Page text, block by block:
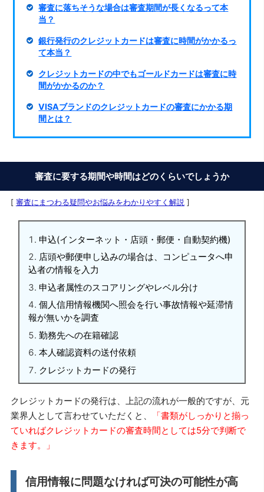
審査に落ちそうな場合は審査期間が長くなるって本
当？
銀行発行のクレジットカードは審査に時間がかかるっ
て本当？
クレジットカードの中でもゴールドカードは審査に時
間がかかるのか？
VISAブランドのクレジットカードの審査にかかる期
間とは？
審査に要する期間や時間はどのくらいでしょうか
[ 審査にまつわる疑問やお悩みをわかりやすく解説 ]
申込(インターネット・店頭・郵便・自動契約機)
店頭や郵便申し込みの場合は、コンピュータへ申
込者の情報を入力
申込者属性のスコアリングやレベル分け
個人信用情報機関へ照会を行い事故情報や延滞情
報が無いかを調査
勤務先への在籍確認
本人確認資料の送付依頼
クレジットカードの発行
クレジットカードの発行は、上記の流れが一般的ですが、元
業界人として言わせていただくと、
「書類がしっかりと揃っ
ていればクレジットカードの審査時間としては5分で判断で
きます。」
信用情報に問題なければ可決の可能性が高